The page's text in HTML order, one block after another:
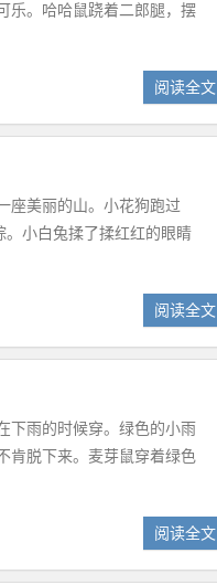
乐。哈哈鼠跷着二郎腿，摆
阅读全文
座美丽的山。小花狗跑过
。小白兔揉了揉红红的眼睛
阅读全文
下雨的时候穿。绿色的小雨
肯脱下来。麦芽鼠穿着绿色
阅读全文